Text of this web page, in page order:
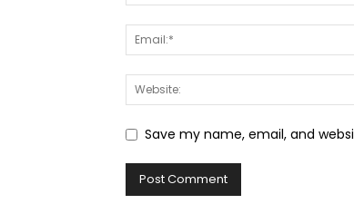
Save my name, email, and